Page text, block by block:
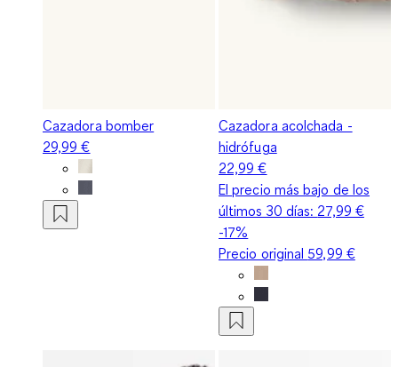
Cazadora bomber
29,99 €
Cazadora acolchada -
hidrófuga
22,99 €
El precio más bajo de los
últimos 30 días: 27,99 €
-17%
Precio original 59,99 €